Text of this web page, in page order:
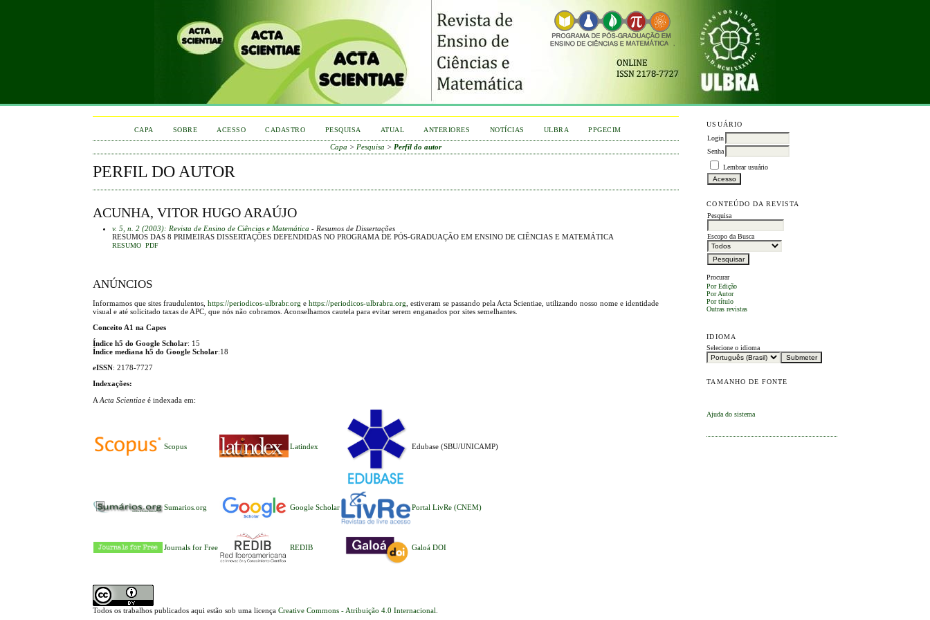
USUÁRIO
Login
Senha
Lembrar usuário
CONTEÚDO DA REVISTA
Pesquisa
Escopo da Busca
Procurar
Por Edição
Por Autor
Por título
Outras revistas
IDIOMA
Selecione o idioma
TAMANHO DE FONTE
Ajuda do sistema
CAPA SOBRE ACESSO CADASTRO PESQUISA ATUAL ANTERIORES NOTÍCIAS ULBRA PPGECIM
Capa > Pesquisa > Perfil do autor
PERFIL DO AUTOR
ACUNHA, VITOR HUGO ARAÚJO
v. 5, n. 2 (2003): Revista de Ensino de Ciências e Matemática - Resumos de Dissertações
RESUMOS DAS 8 PRIMEIRAS DISSERTAÇÕES DEFENDIDAS NO PROGRAMA DE PÓS-GRADUAÇÃO EM ENSINO DE CIÊNCIAS E MATEMÁTICA
RESUMO PDF
ANÚNCIOS
Informamos que sites fraudulentos,https://periodicos-ulbrabr.org ehttps://periodicos-ulbrabra.org , estiveram se passando pela Acta Scientiae, utilizando nosso nome e identidade
visual e até solicitado taxas de APC, que nós não cobramos. Aconselhamos cautela para evitar serem enganados por sites semelhantes.
Conceito A1 na Capes
Índice h5 do Google Scholar: 15
Índice mediana h5 do Google Scholar:18
eISSN: 2178-7727
Indexações:
AActa Scientiaeé indexada em:
Scopus Latindex Edubase (SBU/UNICAMP)
Sumarios.org Google Scholar Portal LivRe (CNEM)
Journals for Free REDIB Galoá DOI
Todos os trabalhos publicados aqui estão sob uma licençaCreative Commons - Atribuição 4.0 Internacional